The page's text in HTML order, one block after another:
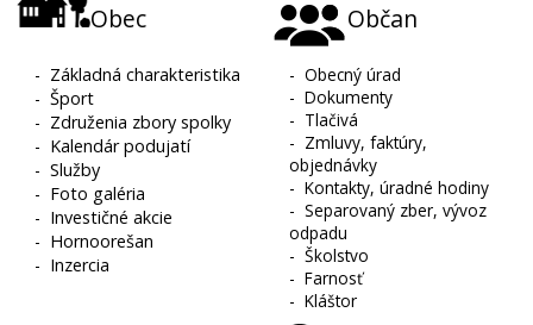
Obec
- Základná charakteristika
-Šport
- Združenia zbory spolky
- Kalendár podujatí
-Služby
- Foto galéria
- Investičné akcie
- Hornoorešan
- Inzercia
Občan
-Obecný úrad
-Dokumenty
- Tlačivá
- Zmluvy, faktúry,
objednávky
-Kontakty, úradné hodiny
-Separovaný zber, vývoz
odpadu
-Školstvo
-Farnosť
-Kláštor